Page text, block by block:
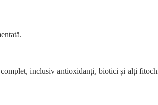
inclusiv antioxidanți, biotici și alți